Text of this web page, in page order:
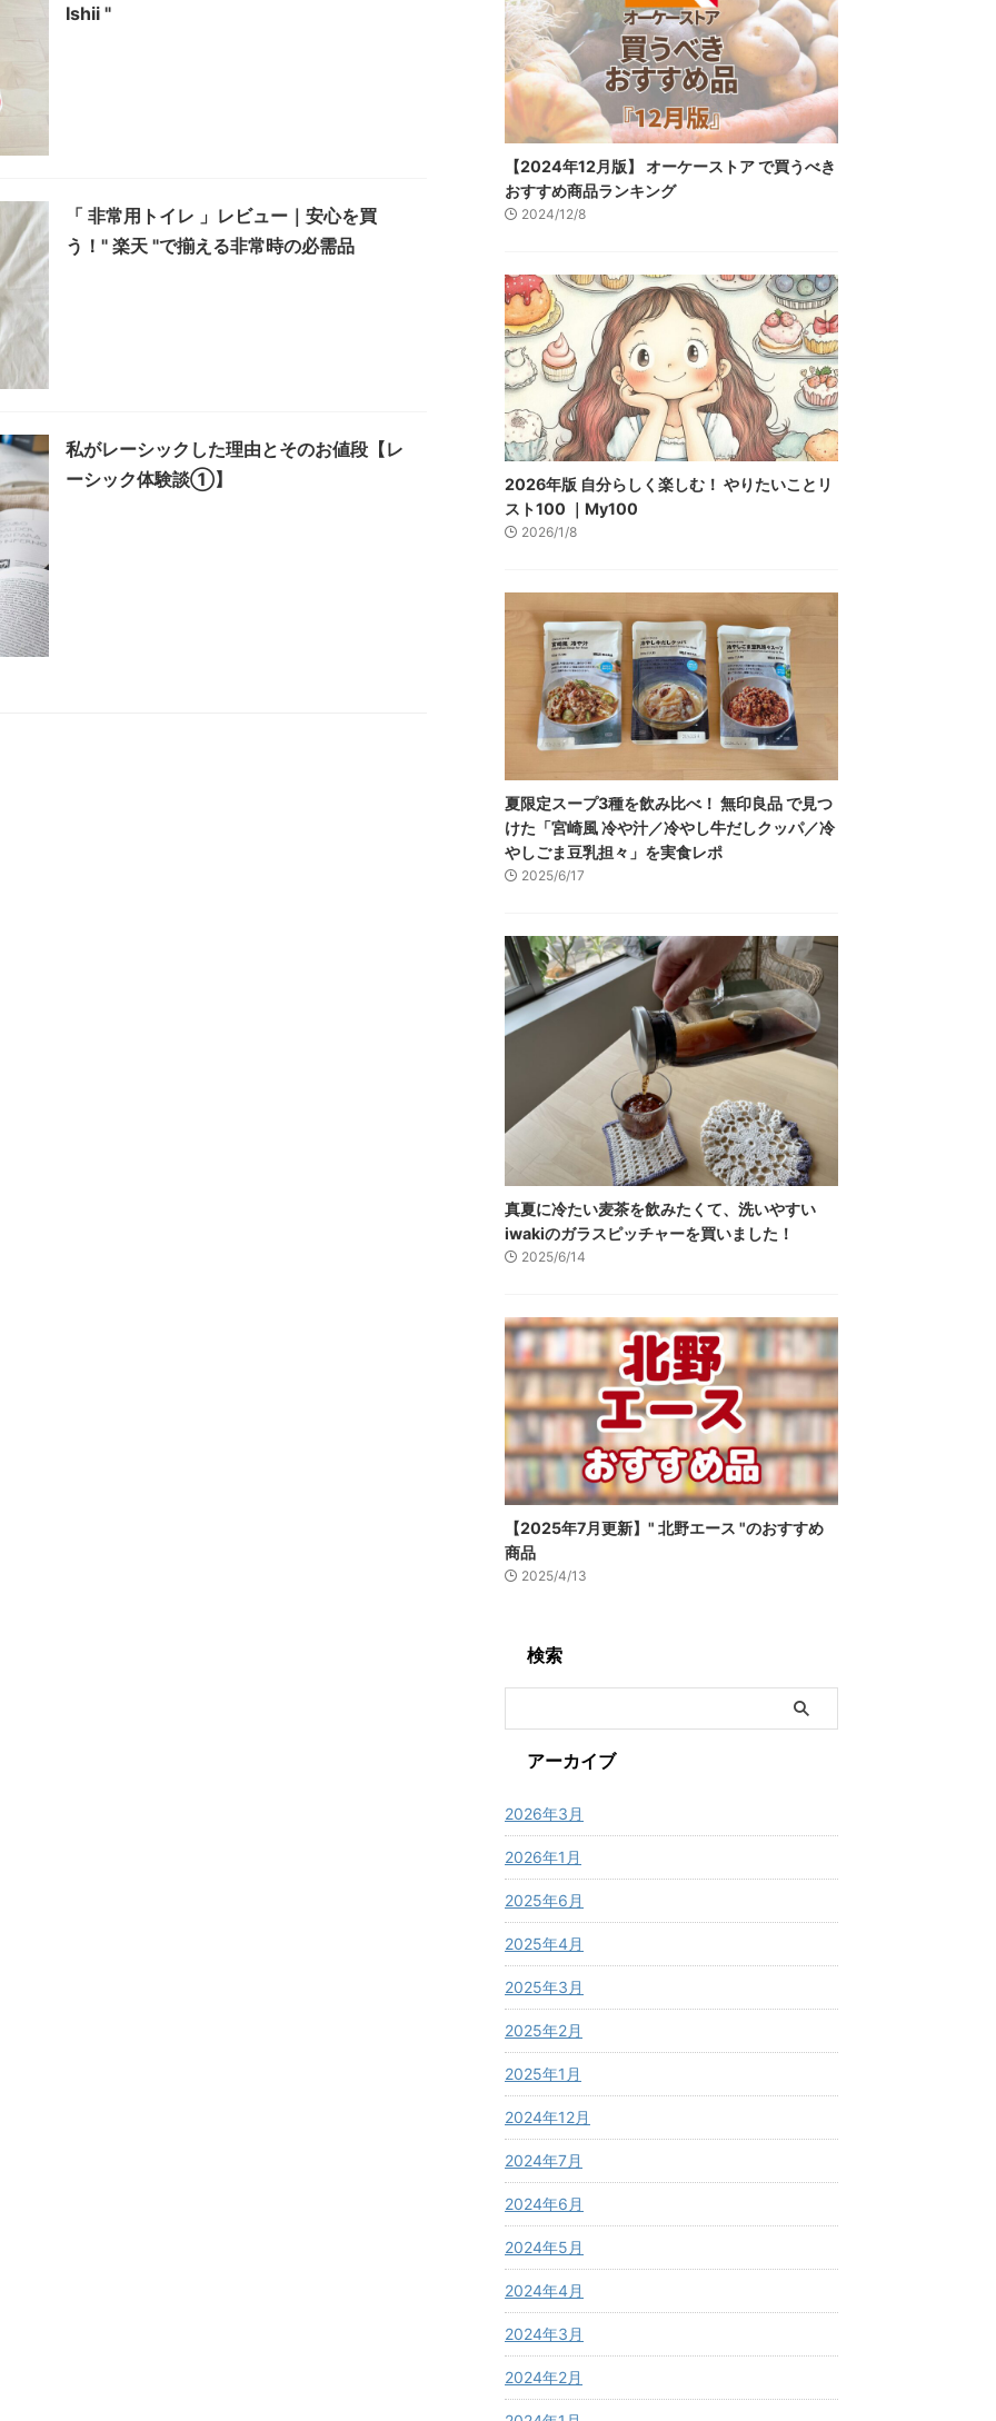
Ishii "
「 非常用トイレ 」レビュー｜安心を買
う！" 楽天 "で揃える非常時の必需品
私がレーシックした理由とそのお値段【レ
ーシック体験談①】
【2024年12月版】 オーケーストア で買うべき
おすすめ商品ランキング
2024/12/8
2026年版 自分らしく楽しむ！ やりたいことリ
スト100 ｜My100
2026/1/8
夏限定スープ3種を飲み比べ！ 無印良品 で見つ
けた「宮崎風 冷や汁／冷やし牛だしクッパ／冷
やしごま豆乳担々」を実食レポ
2025/6/17
真夏に冷たい麦茶を飲みたくて、洗いやすい
iwakiのガラスピッチャーを買いました！
2025/6/14
【2025年7月更新】" 北野エース "のおすすめ
商品
2025/4/13
検索
アーカイブ
2026年3月
2026年1月
2025年6月
2025年4月
2025年3月
2025年2月
2025年1月
2024年12月
2024年7月
2024年6月
2024年5月
2024年4月
2024年3月
2024年2月